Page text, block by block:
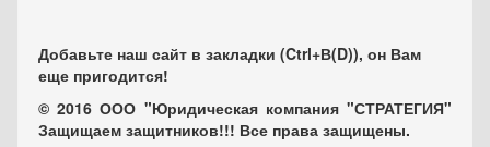
Добавьте наш сайт в закладки (Ctrl+В(D)), он Вам
еще пригодится!
© 2016 ООО "Юридическая компания "СТРАТЕГИЯ"
Защищаем защитников!!! Все права защищены.